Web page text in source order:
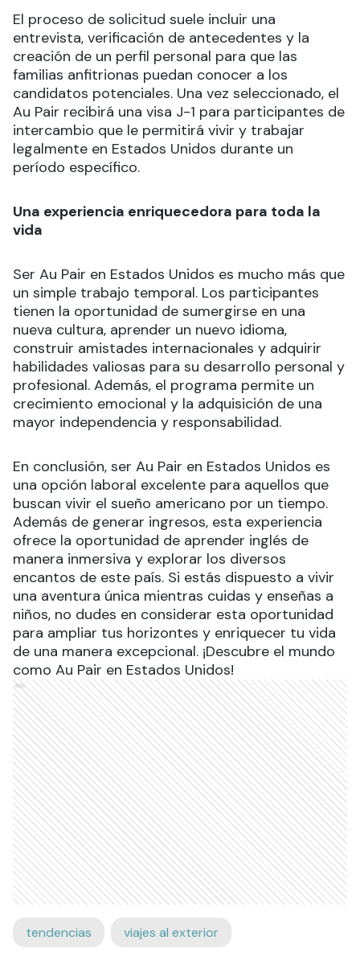
El proceso de solicitud suele incluir una
entrevista, verificación de antecedentes y la
creación de un perfil personal para que las
familias anfitrionas puedan conocer a los
candidatos potenciales. Una vez seleccionado, el
Au Pair recibirá una visa J-1 para participantes de
intercambio que le permitirá vivir y trabajar
legalmente en Estados Unidos durante un
período específico.
Una experiencia enriquecedora para toda la
vida
Ser Au Pair en Estados Unidos es mucho más que
un simple trabajo temporal. Los participantes
tienen la oportunidad de sumergirse en una
nueva cultura, aprender un nuevo idioma,
construir amistades internacionales y adquirir
habilidades valiosas para su desarrollo personal y
profesional. Además, el programa permite un
crecimiento emocional y la adquisición de una
mayor independencia y responsabilidad.
En conclusión, ser Au Pair en Estados Unidos es
una opción laboral excelente para aquellos que
buscan vivir el sueño americano por un tiempo.
Además de generar ingresos, esta experiencia
ofrece la oportunidad de aprender inglés de
manera inmersiva y explorar los diversos
encantos de este país. Si estás dispuesto a vivir
una aventura única mientras cuidas y enseñas a
niños, no dudes en considerar esta oportunidad
para ampliar tus horizontes y enriquecer tu vida
de una manera excepcional. ¡Descubre el mundo
como Au Pair en Estados Unidos!
Ads
tendencias viajes al exterior